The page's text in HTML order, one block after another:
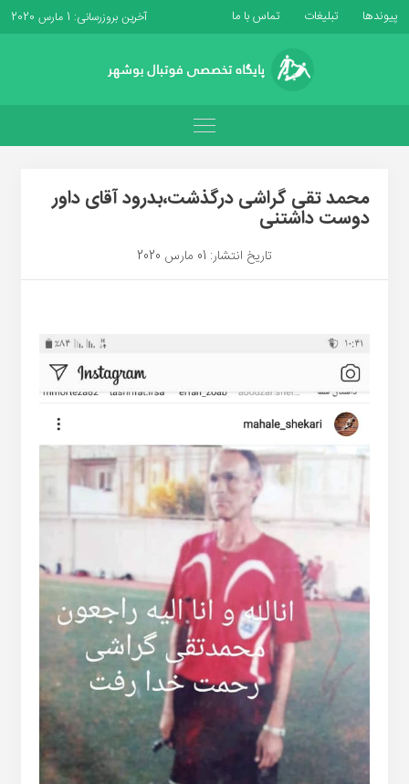
پیوندها تبلیغات تماس با ما آخرین بروزرسانی: 1 مارس 2020
محمد تقی گراشی درگذشت،بدرود آقای داور
دوست داشتنی
تاریخ انتشار: 01 مارس 2020